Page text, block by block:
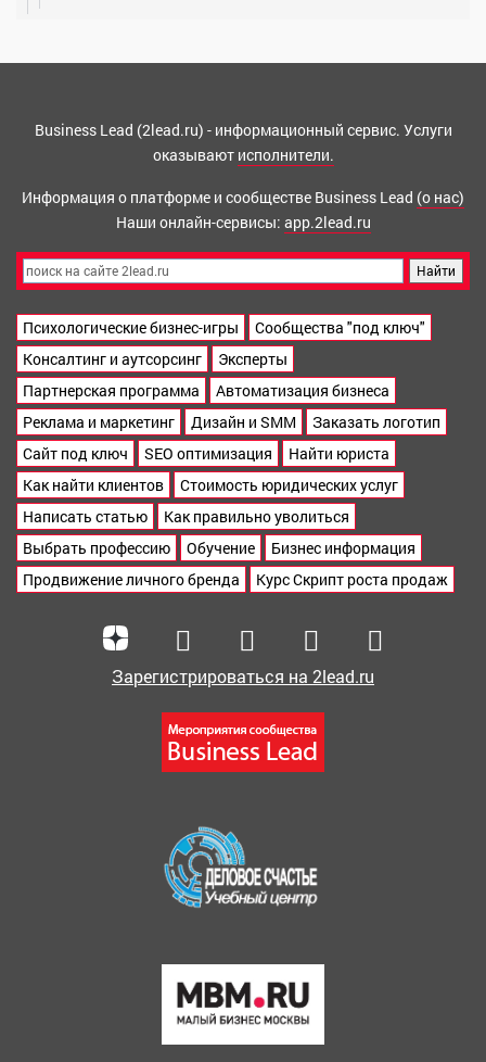
Business Lead (2lead.ru) - информационный сервис. Услуги
оказывают исполнители.
Информация о платформе и сообществе Business Lead (о нас)
Наши онлайн-сервисы: app.2lead.ru
Психологические бизнес-игры
Сообщества "под ключ"
Консалтинг и аутсорсинг
Эксперты
Партнерская программа
Автоматизация бизнеса
Реклама и маркетинг
Дизайн и SMM
Заказать логотип
Сайт под ключ
SEO оптимизация
Найти юриста
Как найти клиентов
Стоимость юридических услуг
Написать статью
Как правильно уволиться
Выбрать профессию
Обучение
Бизнес информация
Продвижение личного бренда
Курс Скрипт роста продаж
Зарегистрироваться на 2lead.ru